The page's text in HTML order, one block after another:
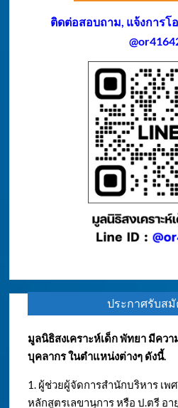
ติดต่อสอบถาม, แจ้งการโ
ประกาศรับส
มูลนิธิสงเคราะห์เด็ก พัทยา มีคว
บุคลากร ในตำแหน่งต่างๆ ดังนี้.
1. ผู้ช่วยผู้จัดการสำนักบริหาร เ
หลักสูตรเลขานุการ หรือ ป.ตรี อา